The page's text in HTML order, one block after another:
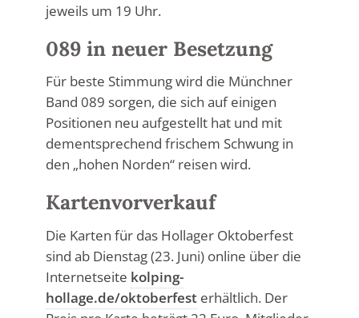
jeweils um 19 Uhr.
089 in neuer Besetzung
Für beste Stimmung wird die Münchner
Band 089 sorgen, die sich auf einigen
Positionen neu aufgestellt hat und mit
dementsprechend frischem Schwung in
den „hohen Norden“ reisen wird.
Kartenvorverkauf
Die Karten für das Hollager Oktoberfest
sind ab Dienstag (23. Juni) online über die
Internetseite kolping-
hollage.de/oktoberfesterhältlich. Der